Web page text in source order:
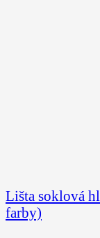
Lišta soklová
farby)